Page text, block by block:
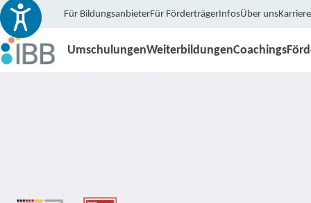
Für BildungsanbieterFür FörderträgerInfosÜber unsKarriere
UmschulungenWeiterbildungenCoachings